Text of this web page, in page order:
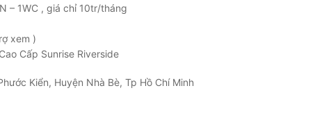
– 1WC , giá chỉ 10tr/tháng
xem )
Cấp Sunrise Riverside
Kiển, Huyện Nhà Bè, Tp Hồ Chí Minh